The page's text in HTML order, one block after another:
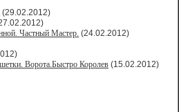
(29.02.2012)
Частный Мастер. (24.02.2012)
Ворота.Быстро Королев (15.02.2012)